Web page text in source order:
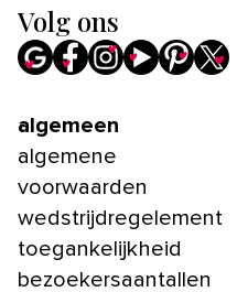
Volg ons
algemeen
algemene
voorwaarden
wedstrijdregelement
toegankelijkheid
bezoekersaantallen